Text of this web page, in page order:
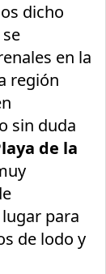
dicho
en la
región
sin duda
de la
para
de lodo y